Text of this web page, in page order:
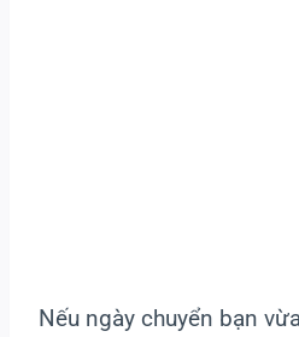
Nếu ngày chuyển bạn